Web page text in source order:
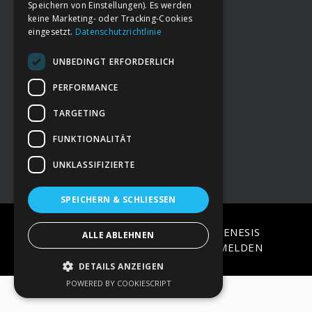
FooterDeine Spende
→ Impressum
→Kontakt zum PAO Team
COPYRIGHT © 2026 · ON
GENESIS
FRAMEWORK·WORDPRESS·ANMELDEN
Speichern von Einstellungen). Es werden
keine Marketing- oder Tracking-Cookies
eingesetzt. Datenschutzrichtlinie
UNBEDINGT ERFORDERLICH
PERFORMANCE
TARGETING
FUNKTIONALITÄT
UNKLASSIFIZIERTE
SPEICHERN & SCHLIESSEN
ALLE ABLEHNEN
DETAILS ANZEIGEN
POWERED BY COOKIESCRIPT